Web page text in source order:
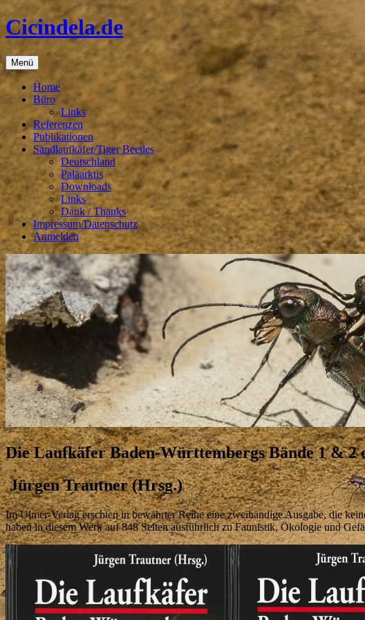
Zum
Inhalt
springen
Cicindela.de
Menü
Home
Büro
Links
Referenzen
Publikationen
Sandlaufkäfer/Tiger Beetles
Deutschland
Paläarktis
Downloads
Links
Dank / Thanks
Impressum/Datenschutz
Anmelden
Die Laufkäfer Baden-Württembergs Bände 1 & 2
Jürgen Trautner (Hrsg.)
Im Ulmer-Verlag erschien in bewährter Reihe eine zweibändige Ausgabe, die
haben in diesem Werk auf 848 Seiten ausführlich zu Faunistik, Ökologie und